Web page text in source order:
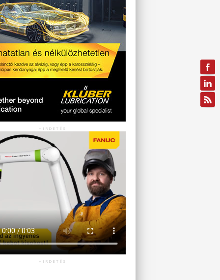
HIRDETÉS
HIRDETÉS